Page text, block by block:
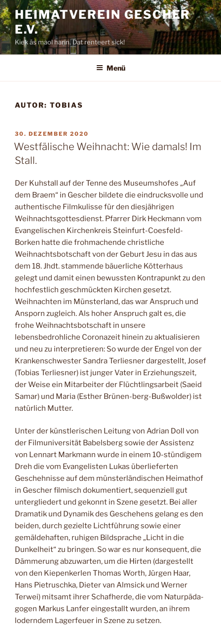
Zum
Inhalt
springen
HEIMATVEREIN GESCHER
E.V.
Kiek äs maol harin. Dat renteert sick!
Menü
AUTOR: TOBIAS
VERÖFFENTLICHT
AM
30. DEZEMBER 2020
Westfälische Weihnacht: Wie damals! Im
Stall.
Der Kuhstall auf der Tenne des Museumshofes „Auf
dem Braem“ in Gescher bildete die eindrucksvolle und
authentische Filmkulisse für den diesjährigen
Weihnachtsgottesdienst. Pfarrer Dirk Heckmann vom
Evangelischen Kirchenkreis Steinfurt-Coesfeld-
Borken hatte die frohmachende christliche
Weihnachtsbotschaft von der Geburt Jesu in das aus
dem 18. Jhdt. stammende bäuerliche Kötterhaus
gelegt und damit einen bewussten Kontrapunkt zu den
hochfestlich geschmückten Kirchen gesetzt.
Weihnachten im Münsterland, das war Anspruch und
Ansporn zugleich. Als hoher Anspruch galt es, die
frohe Weihnachtsbotschaft in unsere
lebensbedrohliche Coronazeit hinein zu aktualisieren
und neu zu interpretieren: So wurde der Engel von der
Krankenschwester Sandra Terliesner dargestellt, Josef
(Tobias Terliesner) ist junger Vater in Erziehungszeit,
der Weise ein Mitarbeiter der Flüchtlingsarbeit (Saeid
Samar) und Maria (Esther Brünen-berg-Bußwolder) ist
natürlich Mutter.
Unter der künstlerischen Leitung von Adrian Doll von
der Filmuniversität Babelsberg sowie der Assistenz
von Lennart Markmann wurde in einem 10-stündigem
Dreh die vom Evangelisten Lukas überlieferten
Geschehnisse auf dem münsterländischen Heimathof
in Gescher filmisch dokumentiert, sequenziell gut
untergliedert und gekonnt in Szene gesetzt. Bei aller
Dramatik und Dynamik des Geschehens gelang es den
beiden, durch gezielte Lichtführung sowie einer
gemäldehaften, ruhigen Bildsprache „Licht in die
Dunkelheit“ zu bringen. So war es nur konsequent, die
Dämmerung abzuwarten, um die Hirten (dargestellt
von den Kiepenkerlen Thomas Worth, Jürgen Haar,
Hans Pietruschka, Dieter van Almsick und Werner
Terwei) mitsamt ihrer Schafherde, die vom Naturpäda-
gogen Markus Lanfer eingestallt wurden, an ihrem
loderndem Lagerfeuer in Szene zu setzen.